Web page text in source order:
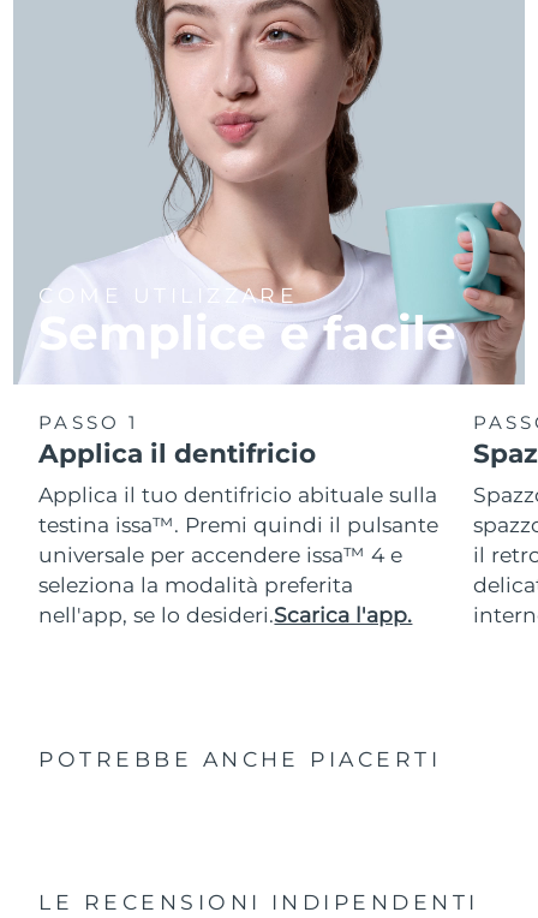
COME UTILIZZARE
Semplice e facile
PASSO 1
Applica il dentifricio
Applica il tuo dentifricio abituale sulla
testina issa™. Premi quindi il pulsante
universale per accendere issa™ 4 e
seleziona la modalità preferita
nell'app, se lo desideri.Scarica l'app.
il
POTREBBE ANCHE PIACERTI
LE RECENSIONI INDIPENDENTI